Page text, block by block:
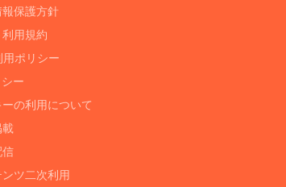
保護方針
用規約
用ポリシー
ー
の利用について
ンツ二次利用